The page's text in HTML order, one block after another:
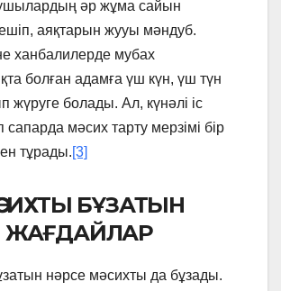
әр жұма сайын
аяқтарын жууы мәндуб.
ханбалилерде мубах
болған адамға үш күн, үш түн
жүруге болады. Ал, күнәлі іс
сапарда мәсих тарту мерзiмi бiр
тұрады.[3]
БҰЗАТЫН
ЖАҒДАЙЛАР
нәрсе мәсихты да бұзады.